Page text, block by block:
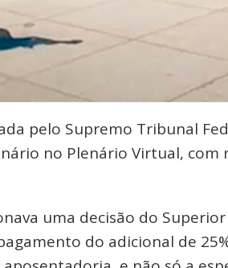
pelo Supremo Tribunal
no Plenário Virtual, com
uma decisão do
do adicional de